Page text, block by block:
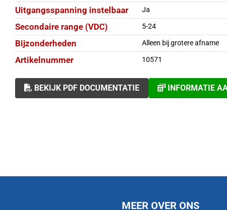
Uitgangsspanning instelbaar Ja
Secondaire range (VDC) 5-24
Bijzonderheden Alleen bij grotere afname
Artikelnummer 10571
BEKIJK PDF DOCUMENTATIE INFORMATIE
MEER OVER ONS